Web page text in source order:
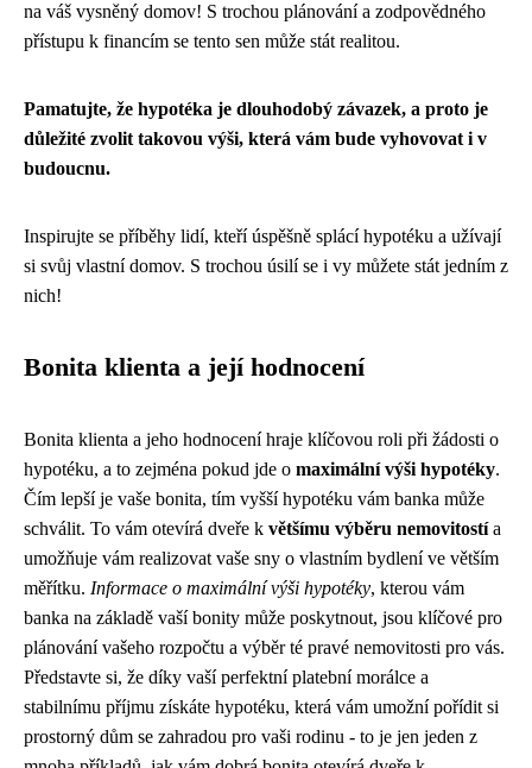
na váš vysněný domov! S trochou plánování a zodpovědného
přístupu k financím se tento sen může stát realitou.
Pamatujte, že hypotéka je dlouhodobý závazek, a proto je
důležité zvolit takovou výši, která vám bude vyhovovat i v
budoucnu.
Inspirujte se příběhy lidí, kteří úspěšně splácí hypotéku a užívají
si svůj vlastní domov. S trochou úsilí se i vy můžete stát jedním z
nich!
Bonita klienta a její hodnocení
Bonita klienta a jeho hodnocení hraje klíčovou roli při žádosti o
hypotéku, a to zejména pokud jde o maximální výši hypotéky.
Čím lepší je vaše bonita, tím vyšší hypotéku vám banka může
schválit. To vám otevírá dveře k většímu výběru nemovitostía
umožňuje vám realizovat vaše sny o vlastním bydlení ve větším
měřítku. Informace o maximální výši hypotéky, kterou vám
banka na základě vaší bonity může poskytnout, jsou klíčové pro
plánování vašeho rozpočtu a výběr té pravé nemovitosti pro vás.
Představte si, že díky vaší perfektní platební morálce a
stabilnímu příjmu získáte hypotéku, která vám umožní pořídit si
prostorný dům se zahradou pro vaši rodinu - to je jen jeden z